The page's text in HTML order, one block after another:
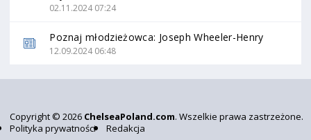
02.11.2024 07:24
Poznaj młodzieżowca: Joseph Wheeler-Henry
12.09.2024 06:48
Copyright © 2026 ChelseaPoland.com. Wszelkie prawa zastrzeżone.
Polityka prywatności
Redakcja